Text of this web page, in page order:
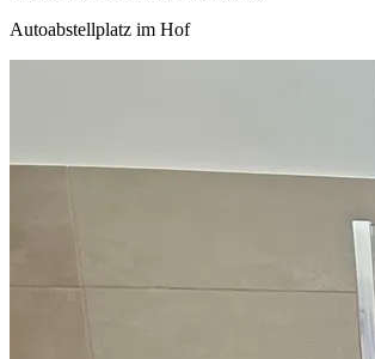
Autoabstellplatz im Hof